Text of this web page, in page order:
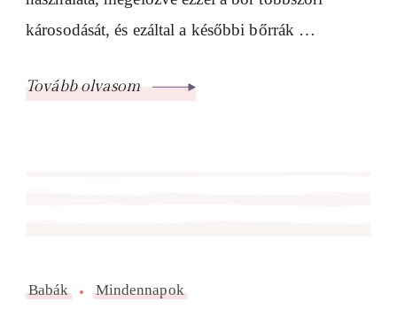
károsodását, és ezáltal a későbbi bőrrák …
Tovább olvasom
Babák Mindennapok